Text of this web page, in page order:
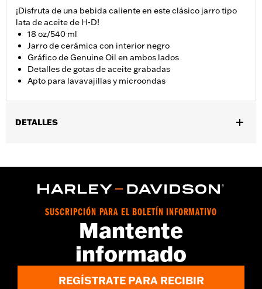
¡Disfruta de una bebida caliente en este clásico jarro tipo
lata de aceite de H-D!
18 oz/540 ml
Jarro de cerámica con interior negro
Gráfico de Genuine Oil en ambos lados
Detalles de gotas de aceite grabadas
Apto para lavavajillas y microondas
DETALLES
vinRequerido:false
SUSCRIPCIÓN PARA EL BOLETÍN INFORMATIVO
Mantente
informado
REGÍSTRATE PARA RECIBIR